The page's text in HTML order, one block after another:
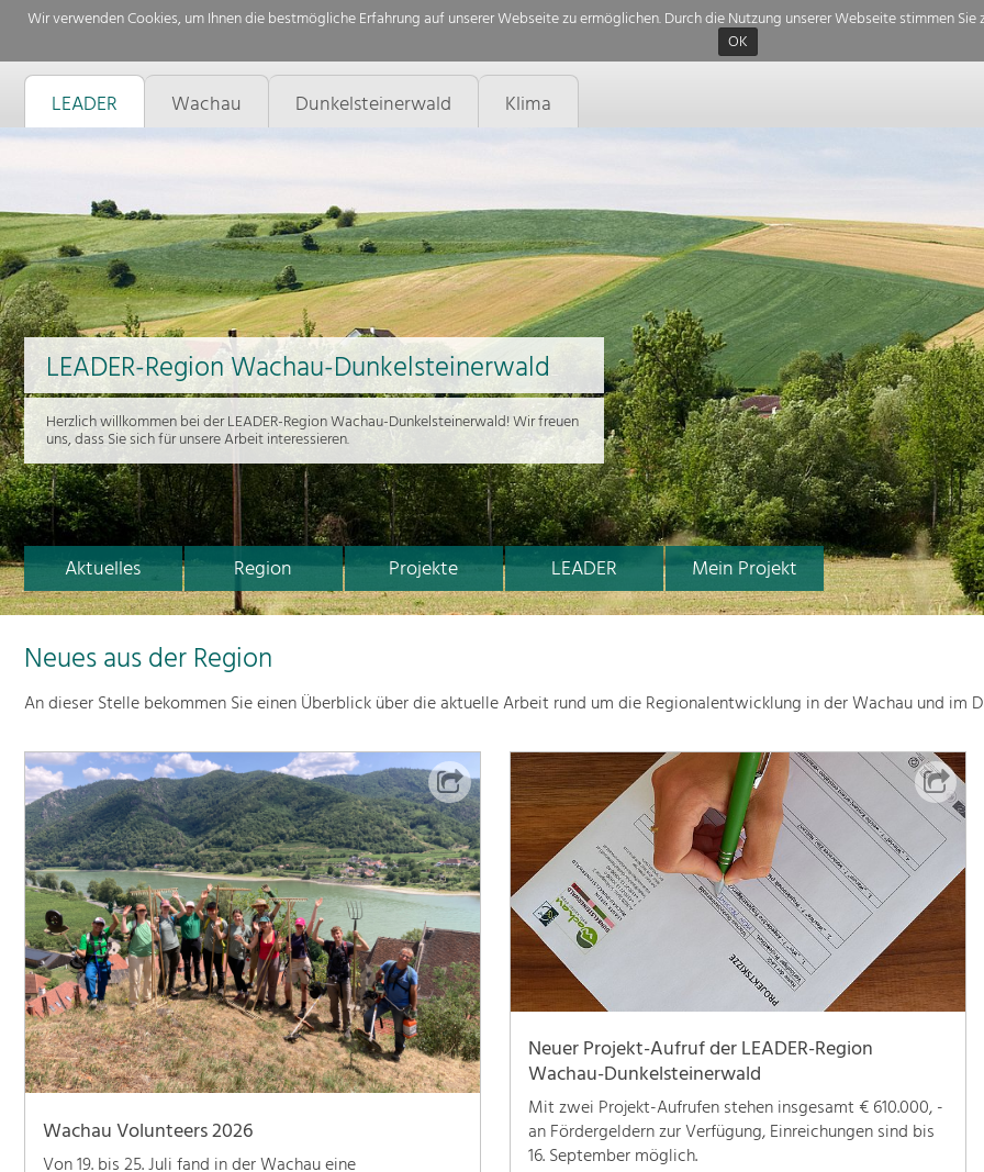
Wir verwenden Cookies, um Ihnen die bestmögliche Erfahrung auf unserer Webseite zu ermöglichen. Durch die Nutzung unserer Webseite stimmen
OK
LEADER Wachau Dunkelsteinerwald Klima
Aktuelles Region Projekte LEADER Mein Projekt
LEADER-Region Wachau-Dunkelsteinerwald
Herzlich willkommen bei der LEADER-Region Wachau-Dunkelsteinerwald! Wir freuen
uns, dass Sie sich für unsere Arbeit interessieren.
Neues aus der Region
An dieser Stelle bekommen Sie einen Überblick über die aktuelle Arbeit rund um die Regionalentwicklung in der Wachau und im
Wachau Volunteers 2026
Von 19. bis 25. Juli fand in der Wachau eine
Neuer Projekt-Aufruf der LEADER-Region
Wachau-Dunkelsteinerwald
Mit zwei Projekt-Aufrufen stehen insgesamt € 610.000, -
an Fördergeldern zur Verfügung, Einreichungen sind bis
16. September möglich.